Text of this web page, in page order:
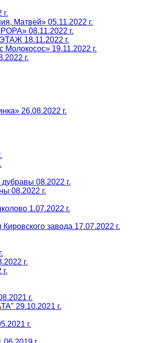
Матвей» 05.11.2022 г.
08.11.2022 г.
18.11.2022 г.
19.11.2022 г.
г.
26.08.2022 г.
08.2022 г.
08.2022 г.
1.07.2022 г.
завода 17.07.2022 г.
г.
г.
29.10.2021 г.
г.